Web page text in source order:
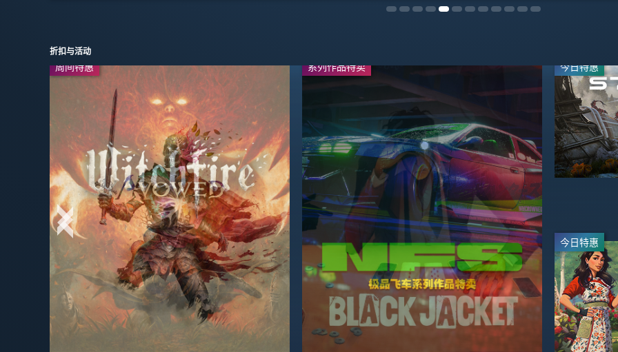
折扣与活动
周间特惠 系列作品特卖 今日特惠
今日特惠
周间特惠 周间特惠 今日特惠
今日特惠
今日特惠
-65% $16.99
$5.94
今日特惠
-30% $6.99
-33% $59.99 $40.19
-70% $59.99 $17.99
-50% $49.99$24.99
-50% $59.99 $29.99
-50% $7.99$3.99
-30% $39.99$27.99